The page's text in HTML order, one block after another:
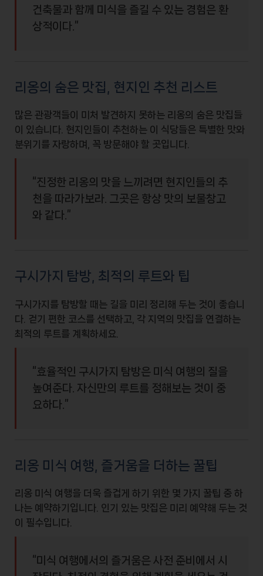
건축물과 함께
미식을 즐길 수 있는 경험 은 환
상적이다.”
리옹의 숨은 맛집, 현지인 추천 리스트
많은 관광객들이 미처 발견하지 못하는 리옹의 숨은 맛집들
이 있습니다. 현지인들이 추천하는 이 식당들은 특별한 맛와
분위기 를 자랑하며, 꼭 방문해야 할 곳입니다.
“진정한 리옹의 맛을 느끼려면 현지인들의 추
천을 따라가보라. 그곳은 항상 맛의 보물창고
와 같다.”
구시가지 탐방, 최적의 루트와 팁
구시가지를 탐방할 때는 길을 미리 정리해 두는 것이 좋습니
다. 걷기 편한 코스를 선택하고, 각 지역의 맛집을 연결하는
최적의 루트를 계획하세요.
“효율적인 구시가지 탐방은 미식 여행의 질을
높여준다. 자신만의 루트를 정해보는 것이 중
요하다.”
리옹 미식 여행, 즐거움을 더하는 꿀팁
리옹 미식 여행을 더욱 즐겁게 하기 위한 몇 가지 꿀팁 중 하
나는 예약하기 입니다. 인기 있는 맛집은 미리 예약해 두는 것
이 필수입니다.
“미식 여행에서의 즐거움은 사전 준비에서 시